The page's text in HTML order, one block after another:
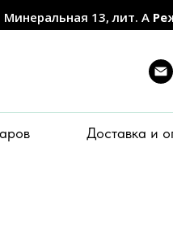
Минеральная 13, лит. А
Доставка и